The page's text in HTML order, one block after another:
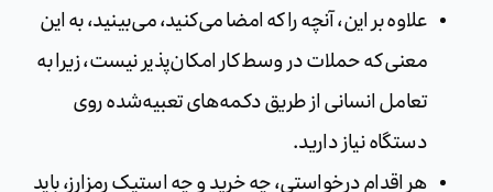
علاوه بر این، آنچه را که امضا می‌کنید، می‌بینید، به این
معنی که حملات در وسط کار امکان‌پذیر نیست، زیرا به
تعامل انسانی از طریق دکمه‌های تعبیه‌شده روی
دستگاه نیاز دارید.
هر اقدام درخواستی، چه خرید و چه استیک رمزارز، باید